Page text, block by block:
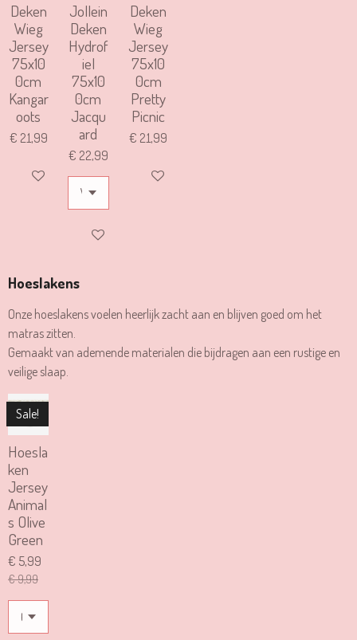
Deken
Wieg
Jersey
75x10
0cm
Kangar
oots
€ 21,99
IN WINKELWAGEN
Jollein
Deken
Hydrof
iel
75x10
0cm
Jacqu
ard
€ 22,99
IN WINKELWAGEN
Deken
Wieg
Jersey
75x10
0cm
Pretty
Picnic
€ 21,99
IN WINKELWAGEN
Hoeslakens
Onze hoeslakens voelen heerlijk zacht aan en blijven goed om het
matras zitten.
Gemaakt van ademende materialen die bijdragen aan een rustige en
veilige slaap.
Sale!
Hoesla
ken
Jersey
Animal
s Olive
Green
€ 5,99
€ 9,99